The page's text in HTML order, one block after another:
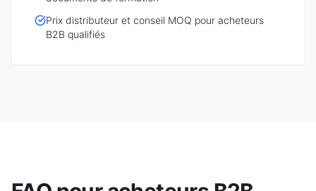
Prix distributeur et conseil MOQ pour acheteurs
B2B qualifiés